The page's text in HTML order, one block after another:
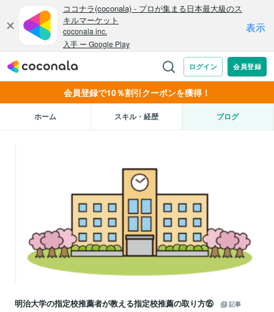
会員登録で10％割引クーポンを獲得！
ホーム スキル・経歴 ブログ
明治大学の指定校推薦者が教える指定校推薦の取り方⑮
記事